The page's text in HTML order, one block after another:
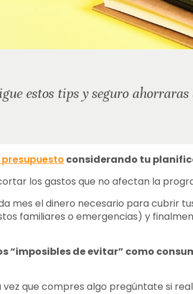
estos tips y seguro
presupuesto considerando tu
los gastos que no afectan la
mes el dinero necesario para cubrir
familiares o emergencias) y
“imposibles de evitar” como
vez que compres algo pregúntate si